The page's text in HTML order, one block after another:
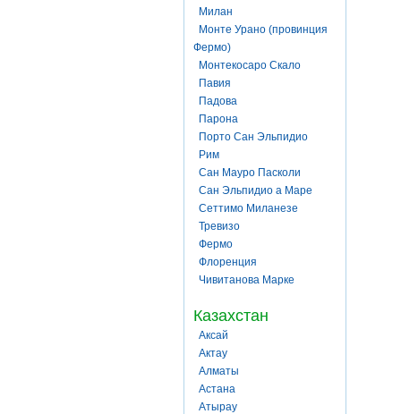
Милан
Монте Урано (провинция
Фермо)
Монтекосаро Скало
Павия
Падова
Парона
Порто Сан Эльпидио
Рим
Сан Мауро Пасколи
Сан Эльпидио а Маре
Сеттимо Миланезе
Тревизо
Фермо
Флоренция
Чивитанова Марке
Казахстан
Аксай
Актау
Алматы
Астана
Атырау